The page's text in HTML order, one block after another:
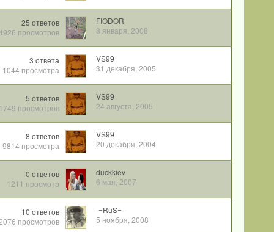
25 ответов
просмотров
FIODOR
8 января, 2008
3 ответа
1044 просмотра
VS99
31 декабря, 2005
5 ответов
просмотров
VS99
24 августа, 2005
8 ответов
9814 просмотра
VS99
20 декабря, 2004
0 ответов
1211 просмотр
duckkiev
6 мая, 2007
10 ответов
просмотров
-=RuS=-
5 ноября, 2008